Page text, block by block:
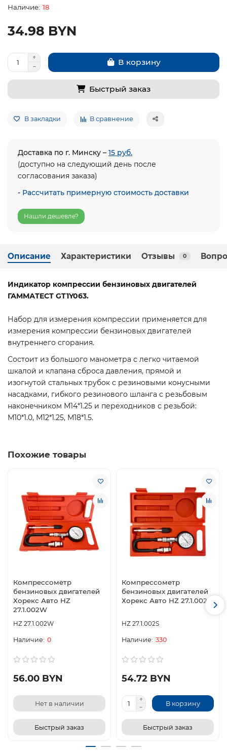
18
34.98 BYN
В корзину
Быстрый заказ
В закладки В сравнение
Доставка по г. Минску – 15 руб.
(доступно на следующий день после
согласования заказа)
- Рассчитать примерную стоимость доставки
Нашли дешевле?
Описание Характеристики Отзывы 0
Индикатор компрессии бензиновых двигателей
ГАММАТЕСТ GT1Y063.
Набор для измерения компрессии применяется для
измерения компрессии бензиновых двигателей
внутреннего сгорания.
Состоит из большого манометра с легко читаемой
шкалой и клапана сброса давления, прямой и
изогнутой стальных трубок с резиновыми конусными
насадками, гибкого резинового шланга с резьбовым
наконечником М14*1.25 и переходников с резьбой:
М10*1.0, М12*1.25, М18*1.5.
Похожие товары
Компрессометр
бензиновых двигателей
Хорекс Авто HZ
27.1.002W
HZ 27.1.002W
0
56.00 BYN
Нет в наличии
Быстрый заказ
Компрессометр
бензиновых двигателей
Хорекс Авто HZ 27.1.002S
HZ 27.1.002S
330
54.72 BYN
В корзину
Быстрый заказ